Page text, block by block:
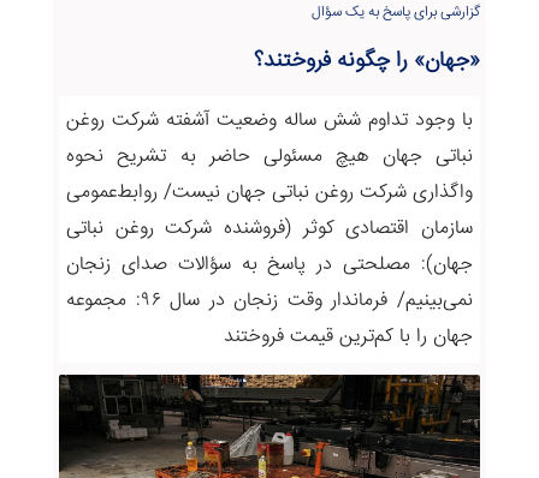
گزارشی برای پاسخ به یک سؤال
«جهان» را چگونه فروختند؟
با وجود تداوم شش ساله وضعیت آشفته شرکت روغن
نباتی جهان هیچ مسئولی حاضر به تشریح نحوه
واگذاری شرکت روغن نباتی جهان نیست/ روابط‌عمومی
سازمان اقتصادی کوثر (فروشنده شرکت روغن نباتی
جهان): مصلحتی در پاسخ به سؤالات صدای زنجان
نمی‌بینیم/ فرماندار وقت زنجان در سال ۹۶: مجموعه
جهان را با کم‌ترین قیمت فروختند